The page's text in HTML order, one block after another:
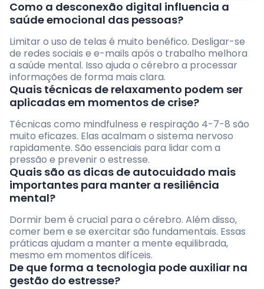
Como a desconexão digital influencia a
saúde emocional das pessoas?
Limitar o uso de telas é muito benéfico. Desligar-se
de redes sociais e e-mails após o trabalho melhora
a saúde mental. Isso ajuda o cérebro a processar
informações de forma mais clara.
Quais técnicas de relaxamento podem ser
aplicadas em momentos de crise?
Técnicas como mindfulness e respiração 4-7-8 são
muito eficazes. Elas acalmam o sistema nervoso
rapidamente. São essenciais para lidar com a
pressão e prevenir o estresse.
Quais são as dicas de autocuidado mais
importantes para manter a resiliência
mental?
Dormir bem é crucial para o cérebro. Além disso,
comer bem e se exercitar são fundamentais. Essas
práticas ajudam a manter a mente equilibrada,
mesmo em momentos difíceis.
De que forma a tecnologia pode auxiliar na
gestão do estresse?